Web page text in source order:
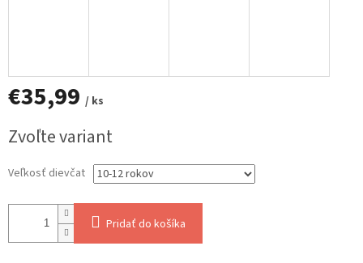
€35,99 / ks
cena:
Zvoľte variant
Veľkosť dievčat
Pridať do košíka